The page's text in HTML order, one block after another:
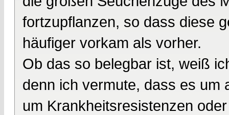
fortzupflanzen, so dass diese
häufiger vorkam als vorher.
Ob das so belegbar ist, weiß
denn ich vermute, dass es um
um Krankheitsresistenzen